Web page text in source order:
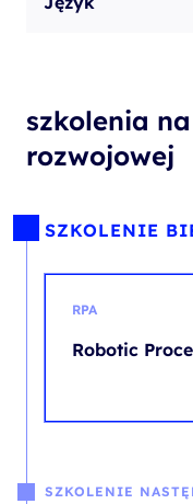
szkolenia
rozwojowej
SZKOLENIE
RPA
Robotic
SZKOLENIE